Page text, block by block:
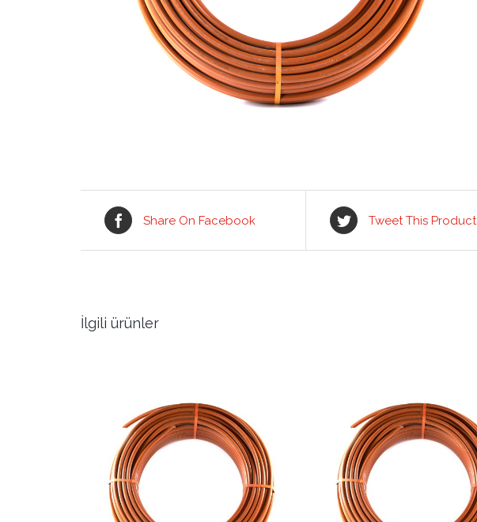
Share On Facebook Tweet This Product
İlgili ürünler